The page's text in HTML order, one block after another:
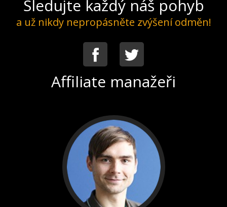
Sledujte každý náš pohyb
a už nikdy nepropásněte zvýšení odměn!
Facebook
Affiliate manažeři